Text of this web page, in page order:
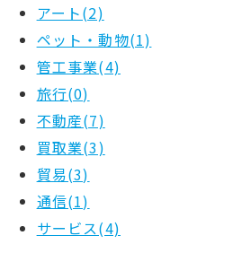
アート(2)
ペット・動物(1)
管工事業(4)
旅行(0)
不動産(7)
買取業(3)
貿易(3)
通信(1)
サービス(4)